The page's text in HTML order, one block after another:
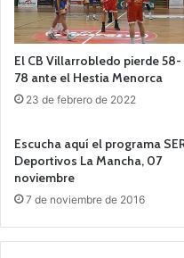
El CB Villarrobledo pierde 58-
78 ante el Hestia Menorca
23 de febrero de 2022
Escucha aquí el programa
Deportivos La Mancha, 07
noviembre
7 de noviembre de 2016